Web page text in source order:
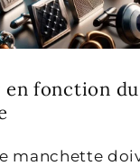
fonction
manchette